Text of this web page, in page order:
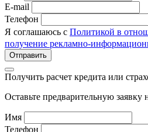
E-mail
Телефон
Я соглашаюсь с Политикой в
получение рекламно-
Отправить
Получить расчет кредита или
Оставьте предварительную
Имя
Телефон